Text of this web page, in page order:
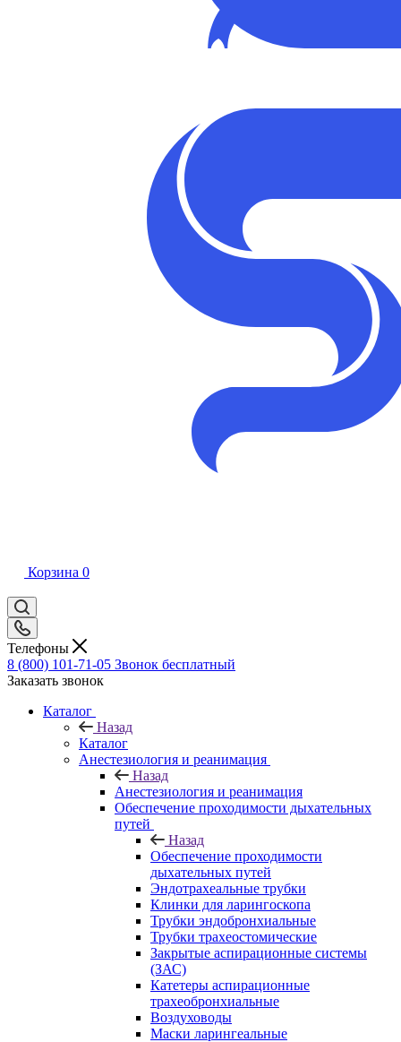
Корзина 0
Телефоны
8 (800) 101-71-05 Звонок бесплатный
Заказать звонок
Каталог
Назад
Каталог
Анестезиология и реанимация
Назад
Анестезиология и реанимация
Обеспечение проходимости дыхательных
путей
Назад
Обеспечение проходимости
дыхательных путей
Эндотрахеальные трубки
Клинки для ларингоскопа
Трубки эндобронхиальные
Трубки трахеостомические
Закрытые аспирационные системы
(ЗАС)
Катетеры аспирационные
трахеобронхиальные
Воздуховоды
Маски ларингеальные